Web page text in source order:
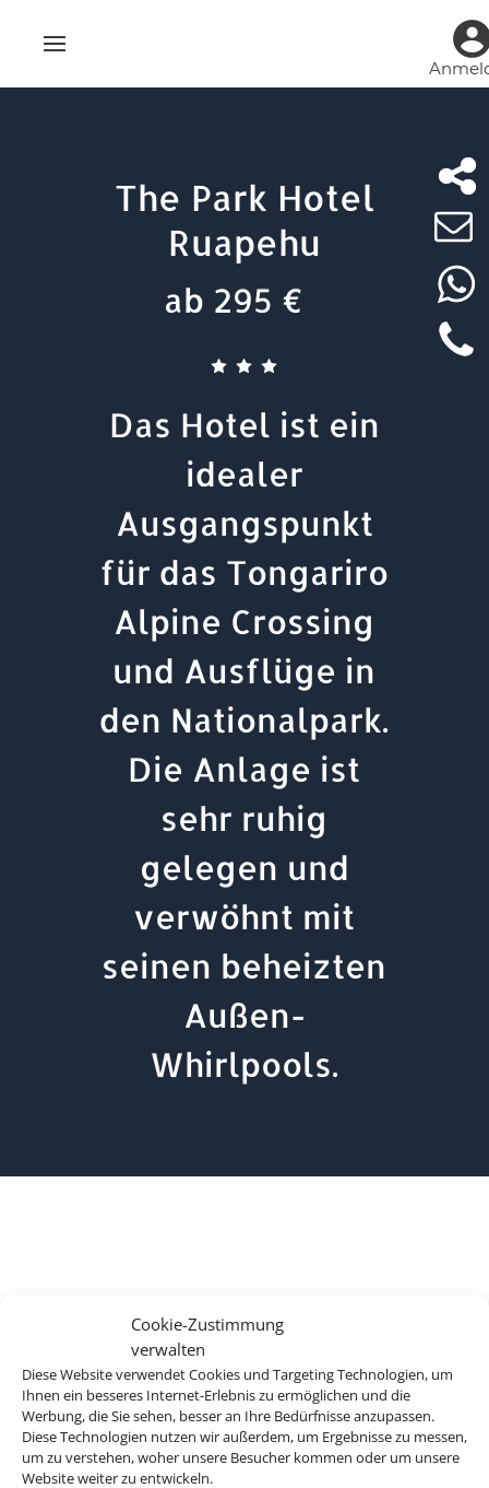
Cookie-Zustimmung
verwalten
Diese Website verwendet Cookies und Targeting Technologien, um
Ihnen ein besseres Internet-Erlebnis zu ermöglichen und die
Werbung, die Sie sehen, besser an Ihre Bedürfnisse anzupassen.
Diese Technologien nutzen wir außerdem, um Ergebnisse zu messen,
um zu verstehen, woher unsere Besucher kommen oder um unsere
Website weiter zu entwickeln.
The Park Hotel
Ruapehu
ab 295 €
Das Hotel ist ein
idealer
Ausgangspunkt
für das Tongariro
Alpine Crossing
und Ausflüge in
den Nationalpark.
Die Anlage ist
sehr ruhig
gelegen und
verwöhnt mit
seinen beheizten
Außen-
Whirlpools.